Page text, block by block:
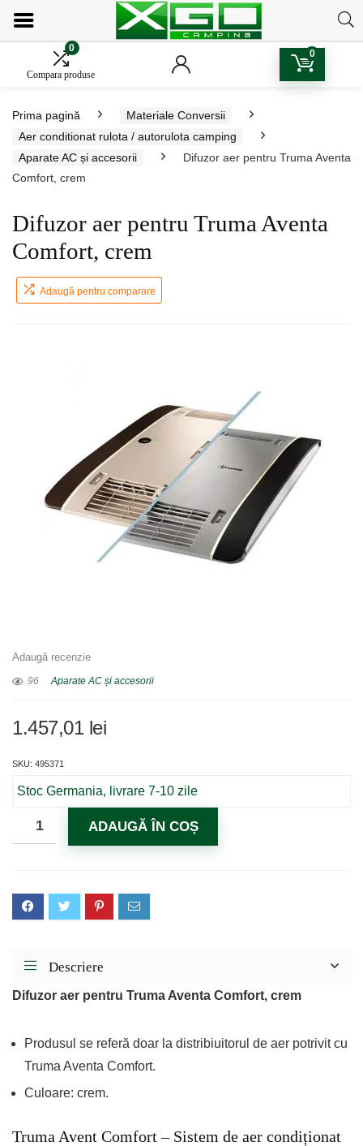
0
Compara produse
0
Prima pagină
Materiale Conversii
Aer conditionat rulota / autorulota camping
Aparate AC și accesorii
Difuzor aer pentru Truma Aventa
Comfort, crem
Difuzor aer pentru Truma Aventa
Comfort, crem
Adaugă pentru comparare
Adaugă recenzie
96 Aparate AC și accesorii
1.457,01 lei
SKU: 495371
Stoc Germania, livrare 7-10 zile
ADAUGĂ ÎN COȘ
Descriere
Difuzor aer pentru Truma Aventa Comfort, crem
Produsul se referă doar la distribiuitorul de aer potrivit cu
Truma Aventa Comfort.
Culoare: crem.
Truma Avent Comfort – Sistem de aer condiționat